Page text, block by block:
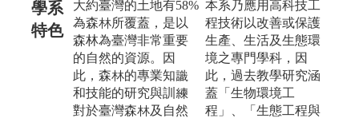
學系
特色
大約臺灣的土地有58%
為森林所覆蓋，是以
森林為臺灣非常重要
的自然的資源。因
此，森林的專業知識
和技能的研究與訓練
對於臺灣森林及自然
本系乃應用高科技工
程技術以改善或保護
生產、生活及生態環
境之專門學科，因
此，過去教學研究涵
蓋「生物環境工
程」、「生態工程與